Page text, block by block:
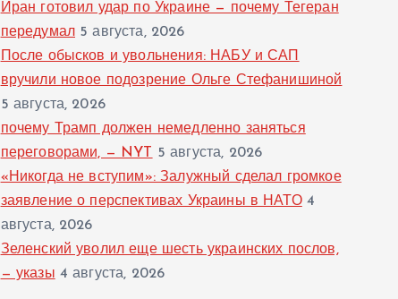
Иран готовил удар по Украине — почему Тегеран
передумал 5 августа, 2026
После обысков и увольнения: НАБУ и САП
вручили новое подозрение Ольге Стефанишиной
5 августа, 2026
почему Трамп должен немедленно заняться
переговорами, — NYT
5 августа, 2026
«Никогда не вступим»: Залужный сделал громкое
заявление о перспективах Украины в НАТО 4
августа, 2026
Зеленский уволил еще шесть украинских послов,
— указы 4 августа, 2026